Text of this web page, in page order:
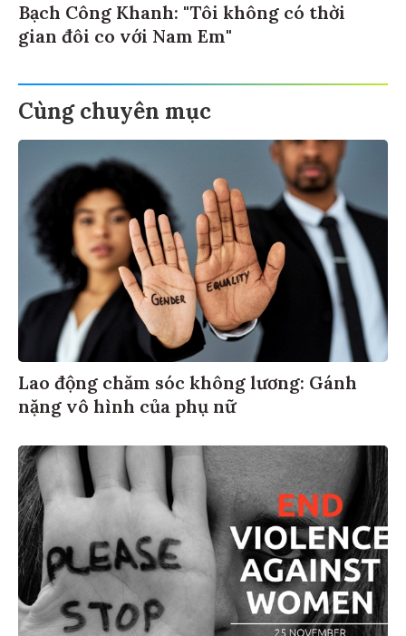
Bạch Công Khanh: "Tôi không có thời
gian đôi co với Nam Em"
Cùng chuyên mục
Lao động chăm sóc không lương: Gánh
nặng vô hình của phụ nữ